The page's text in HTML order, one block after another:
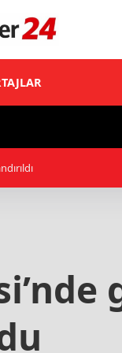
kabul edildi